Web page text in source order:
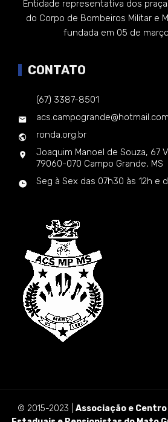
Entidade representativa dos
do Corpo de Bombeiros Militar e
fundada em 05 de
CONTATO
(67) 3387-8501
acs.campogrande@hotmail.com
ronda.org.br
Joaquim Manoel de Souza, 67
79060-070 Campo Grande, MS
Seg à Sex das 07h30 às 12h e
© 2015-2023 | Associação e